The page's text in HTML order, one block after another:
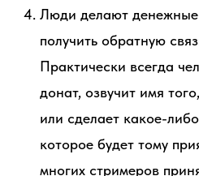
Люди делают
получить обратную
Практически всегда
донат, озвучит имя
или сделает какое-
которое будет тому
многих стримеров